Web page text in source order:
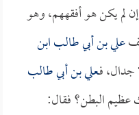
لم يكن هو أفقههم، وهو
علي بن أبي طالبابن
جدال، فـعلي بن أبي طالب
عظيم البطن؟ فقال: